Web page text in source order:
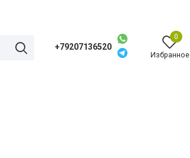
+79207136520
0
Избранное